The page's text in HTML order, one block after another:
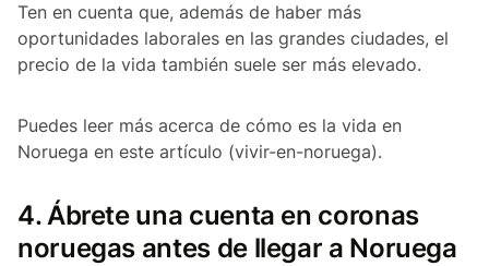
Ten en cuenta que, además de haber más
oportunidades laborales en las grandes ciudades, el
precio de la vida también suele ser más elevado.
Puedes leer más acerca de cómo es la vida en
Noruega en este artículo (vivir-en-noruega).
4. Ábrete una cuenta en coronas
noruegas antes de llegar a Noruega